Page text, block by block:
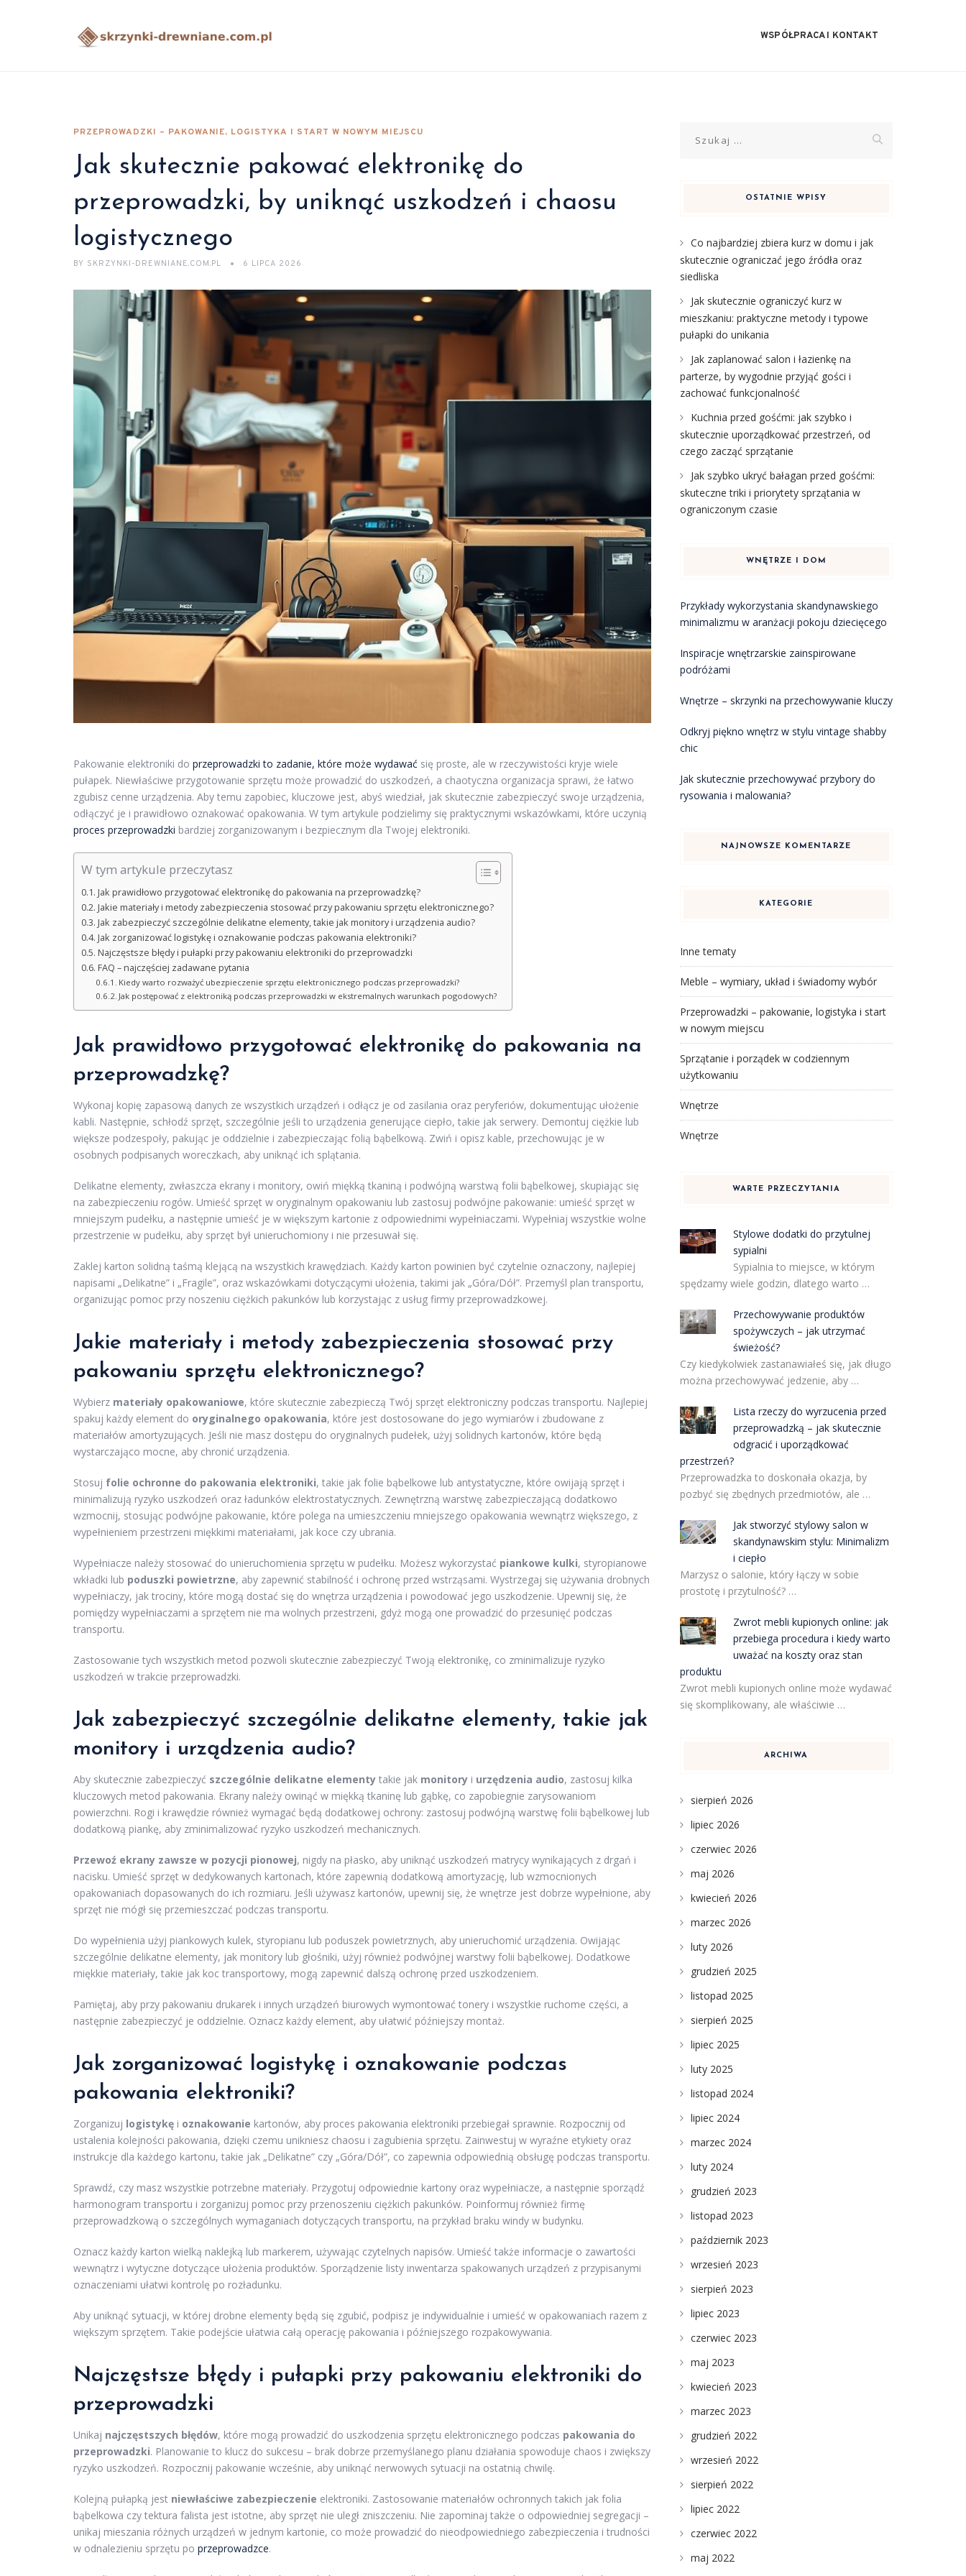
WSPÓŁPRACA I KONTAKT
PRZEPROWADZKI – PAKOWANIE, LOGISTYKA I START W NOWYM MIEJSCU
Jak skutecznie pakować elektronikę do
przeprowadzki, by uniknąć uszkodzeń i chaosu
logistycznego
BY SKRZYNKI-DREWNIANE.COM.PL 6 LIPCA 2026
Pakowanie elektroniki do przeprowadzki to zadanie, które może wydawać się proste, ale w rzeczywistości kryje wiele
pułapek. Niewłaściwe przygotowanie sprzętu może prowadzić do uszkodzeń, a chaotyczna organizacja sprawi, że łatwo
zgubisz cenne urządzenia. Aby temu zapobiec, kluczowe jest, abyś wiedział, jak skutecznie zabezpieczyć swoje urządzenia,
odłączyć je i prawidłowo oznakować opakowania. W tym artykule podzielimy się praktycznymi wskazówkami, które uczynią
proces przeprowadzki bardziej zorganizowanym i bezpiecznym dla Twojej elektroniki.
W tym artykule przeczytasz
Jak prawidłowo przygotować elektronikę do pakowania na przeprowadzkę?
Jakie materiały i metody zabezpieczenia stosować przy pakowaniu sprzętu elektronicznego?
Jak zabezpieczyć szczególnie delikatne elementy, takie jak monitory i urządzenia audio?
Jak zorganizować logistykę i oznakowanie podczas pakowania elektroniki?
Najczęstsze błędy i pułapki przy pakowaniu elektroniki do przeprowadzki
FAQ – najczęściej zadawane pytania
Kiedy warto rozważyć ubezpieczenie sprzętu elektronicznego podczas przeprowadzki?
Jak postępować z elektroniką podczas przeprowadzki w ekstremalnych warunkach pogodowych?
Jak prawidłowo przygotować elektronikę do pakowania na
przeprowadzkę?
Wykonaj kopię zapasową danych ze wszystkich urządzeń i odłącz je od zasilania oraz peryferiów, dokumentując ułożenie
kabli. Następnie, schłodź sprzęt, szczególnie jeśli to urządzenia generujące ciepło, takie jak serwery. Demontuj ciężkie lub
większe podzespoły, pakując je oddzielnie i zabezpieczając folią bąbelkową. Zwiń i opisz kable, przechowując je w
osobnych podpisanych woreczkach, aby uniknąć ich splątania.
Delikatne elementy, zwłaszcza ekrany i monitory, owiń miękką tkaniną i podwójną warstwą folii bąbelkowej, skupiając się
na zabezpieczeniu rogów. Umieść sprzęt w oryginalnym opakowaniu lub zastosuj podwójne pakowanie: umieść sprzęt w
mniejszym pudełku, a następnie umieść je w większym kartonie z odpowiednimi wypełniaczami. Wypełniaj wszystkie wolne
przestrzenie w pudełku, aby sprzęt był unieruchomiony i nie przesuwał się.
Zaklej karton solidną taśmą klejącą na wszystkich krawędziach. Każdy karton powinien być czytelnie oznaczony, najlepiej
napisami „Delikatne” i „Fragile”, oraz wskazówkami dotyczącymi ułożenia, takimi jak „Góra/Dół”. Przemyśl plan transportu,
organizując pomoc przy noszeniu ciężkich pakunków lub korzystając z usług firmy przeprowadzkowej.
Jakie materiały i metody zabezpieczenia stosować przy
pakowaniu sprzętu elektronicznego?
Wybierz materiały opakowaniowe, które skutecznie zabezpieczą Twój sprzęt elektroniczny podczas transportu. Najlepiej
spakuj każdy element do oryginalnego opakowania, które jest dostosowane do jego wymiarów i zbudowane z
materiałów amortyzujących. Jeśli nie masz dostępu do oryginalnych pudełek, użyj solidnych kartonów, które będą
wystarczająco mocne, aby chronić urządzenia.
Stosuj folie ochronne do pakowania elektroniki, takie jak folie bąbelkowe lub antystatyczne, które owijają sprzęt i
minimalizują ryzyko uszkodzeń oraz ładunków elektrostatycznych. Zewnętrzną warstwę zabezpieczającą dodatkowo
wzmocnij, stosując podwójne pakowanie, które polega na umieszczeniu mniejszego opakowania wewnątrz większego, z
wypełnieniem przestrzeni miękkimi materiałami, jak koce czy ubrania.
Wypełniacze należy stosować do unieruchomienia sprzętu w pudełku. Możesz wykorzystać piankowe kulki, styropianowe
wkładki lub poduszki powietrzne, aby zapewnić stabilność i ochronę przed wstrząsami. Wystrzegaj się używania drobnych
wypełniaczy, jak trociny, które mogą dostać się do wnętrza urządzenia i powodować jego uszkodzenie. Upewnij się, że
pomiędzy wypełniaczami a sprzętem nie ma wolnych przestrzeni, gdyż mogą one prowadzić do przesunięć podczas
transportu.
Zastosowanie tych wszystkich metod pozwoli skutecznie zabezpieczyć Twoją elektronikę, co zminimalizuje ryzyko
uszkodzeń w trakcie przeprowadzki.
Jak zabezpieczyć szczególnie delikatne elementy, takie jak
monitory i urządzenia audio?
Aby skutecznie zabezpieczyć szczególnie delikatne elementy takie jak monitory i urzędzenia audio, zastosuj kilka
kluczowych metod pakowania. Ekrany należy owinąć w miękką tkaninę lub gąbkę, co zapobiegnie zarysowaniom
powierzchni. Rogi i krawędzie również wymagać będą dodatkowej ochrony: zastosuj podwójną warstwę folii bąbelkowej lub
dodatkową piankę, aby zminimalizować ryzyko uszkodzeń mechanicznych.
Przewoź ekrany zawsze w pozycji pionowej, nigdy na płasko, aby uniknąć uszkodzeń matrycy wynikających z drgań i
nacisku. Umieść sprzęt w dedykowanych kartonach, które zapewnią dodatkową amortyzację, lub wzmocnionych
opakowaniach dopasowanych do ich rozmiaru. Jeśli używasz kartonów, upewnij się, że wnętrze jest dobrze wypełnione, aby
sprzęt nie mógł się przemieszczać podczas transportu.
Do wypełnienia użyj piankowych kulek, styropianu lub poduszek powietrznych, aby unieruchomić urządzenia. Owijając
szczególnie delikatne elementy, jak monitory lub głośniki, użyj również podwójnej warstwy folii bąbelkowej. Dodatkowe
miękkie materiały, takie jak koc transportowy, mogą zapewnić dalszą ochronę przed uszkodzeniem.
Pamiętaj, aby przy pakowaniu drukarek i innych urządzeń biurowych wymontować tonery i wszystkie ruchome części, a
następnie zabezpieczyć je oddzielnie. Oznacz każdy element, aby ułatwić późniejszy montaż.
Jak zorganizować logistykę i oznakowanie podczas
pakowania elektroniki?
Zorganizuj logistykę i oznakowanie kartonów, aby proces pakowania elektroniki przebiegał sprawnie. Rozpocznij od
ustalenia kolejności pakowania, dzięki czemu unikniesz chaosu i zagubienia sprzętu. Zainwestuj w wyraźne etykiety oraz
instrukcje dla każdego kartonu, takie jak „Delikatne” czy „Góra/Dół”, co zapewnia odpowiednią obsługę podczas transportu.
Sprawdź, czy masz wszystkie potrzebne materiały. Przygotuj odpowiednie kartony oraz wypełniacze, a następnie sporządź
harmonogram transportu i zorganizuj pomoc przy przenoszeniu ciężkich pakunków. Poinformuj również firmę
przeprowadzkową o szczególnych wymaganiach dotyczących transportu, na przykład braku windy w budynku.
Oznacz każdy karton wielką naklejką lub markerem, używając czytelnych napisów. Umieść także informacje o zawartości
wewnątrz i wytyczne dotyczące ułożenia produktów. Sporządzenie listy inwentarza spakowanych urządzeń z przypisanymi
oznaczeniami ułatwi kontrolę po rozładunku.
Aby uniknąć sytuacji, w której drobne elementy będą się zgubić, podpisz je indywidualnie i umieść w opakowaniach razem z
większym sprzętem. Takie podejście ułatwia całą operację pakowania i późniejszego rozpakowywania.
Najczęstsze błędy i pułapki przy pakowaniu elektroniki do
przeprowadzki
Unikaj najczęstszych błędów, które mogą prowadzić do uszkodzenia sprzętu elektronicznego podczas pakowania do
przeprowadzki. Planowanie to klucz do sukcesu – brak dobrze przemyślanego planu działania spowoduje chaos i zwiększy
ryzyko uszkodzeń. Rozpocznij pakowanie wcześnie, aby uniknąć nerwowych sytuacji na ostatnią chwilę.
Kolejną pułapką jest niewłaściwe zabezpieczenie elektroniki. Zastosowanie materiałów ochronnych takich jak folia
bąbelkowa czy tektura falista jest istotne, aby sprzęt nie uległ zniszczeniu. Nie zapominaj także o odpowiedniej segregacji –
unikaj mieszania różnych urządzeń w jednym kartonie, co może prowadzić do nieodpowiedniego zabezpieczenia i trudności
w odnalezieniu sprzętu po przeprowadzce.
OSTATNIE WPISY
Co najbardziej zbiera kurz w domu i jak
skutecznie ograniczać jego źródła oraz
siedliska
Jak skutecznie ograniczyć kurz w
mieszkaniu: praktyczne metody i typowe
pułapki do unikania
Jak zaplanować salon i łazienkę na
parterze, by wygodnie przyjąć gości i
zachować funkcjonalność
Kuchnia przed gośćmi: jak szybko i
skutecznie uporządkować przestrzeń, od
czego zacząć sprzątanie
Jak szybko ukryć bałagan przed gośćmi:
skuteczne triki i priorytety sprzątania w
ograniczonym czasie
WNĘTRZE I DOM
Przykłady wykorzystania skandynawskiego
minimalizmu w aranżacji pokoju dziecięcego
Inspiracje wnętrzarskie zainspirowane
podróżami
Wnętrze – skrzynki na przechowywanie kluczy
Odkryj piękno wnętrz w stylu vintage shabby
chic
Jak skutecznie przechowywać przybory do
rysowania i malowania?
NAJNOWSZE KOMENTARZE
KATEGORIE
Inne tematy
Meble – wymiary, układ i świadomy wybór
Przeprowadzki – pakowanie, logistyka i start
w nowym miejscu
Sprzątanie i porządek w codziennym
użytkowaniu
Wnętrze
Wnętrze
WARTE PRZECZYTANIA
Stylowe dodatki do przytulnej
sypialni
Sypialnia to miejsce, w którym
spędzamy wiele godzin, dlatego warto …
Przechowywanie produktów
spożywczych – jak utrzymać
świeżość?
Czy kiedykolwiek zastanawiałeś się, jak długo
można przechowywać jedzenie, aby …
Lista rzeczy do wyrzucenia przed
przeprowadzką – jak skutecznie
odgracić i uporządkować
przestrzeń?
Przeprowadzka to doskonała okazja, by
pozbyć się zbędnych przedmiotów, ale …
Jak stworzyć stylowy salon w
skandynawskim stylu: Minimalizm
i ciepło
Marzysz o salonie, który łączy w sobie
prostotę i przytulność? …
Zwrot mebli kupionych online: jak
przebiega procedura i kiedy warto
uważać na koszty oraz stan
produktu
Zwrot mebli kupionych online może wydawać
się skomplikowany, ale właściwie …
ARCHIWA
sierpień 2026
lipiec 2026
czerwiec 2026
maj 2026
kwiecień 2026
marzec 2026
luty 2026
grudzień 2025
listopad 2025
sierpień 2025
lipiec 2025
luty 2025
listopad 2024
lipiec 2024
marzec 2024
luty 2024
grudzień 2023
listopad 2023
październik 2023
wrzesień 2023
sierpień 2023
lipiec 2023
czerwiec 2023
maj 2023
kwiecień 2023
marzec 2023
grudzień 2022
wrzesień 2022
sierpień 2022
lipiec 2022
czerwiec 2022
maj 2022